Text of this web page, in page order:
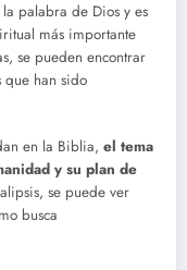
palabra de Dios y es
más importante
se pueden encontrar
que han sido
en la Biblia, el tema
y su plan de
se puede ver
busca